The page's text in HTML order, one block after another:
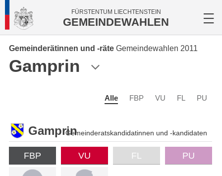
FÜRSTENTUM LIECHTENSTEIN
GEMEINDEWAHLEN
Gemeinderätinnen und -räte Gemeindewahlen 2011
Gamprin
Alle FBP VU FL PU
GamprinGemeinderatskandidatinnen und -kandidaten
FBP VU FL PU